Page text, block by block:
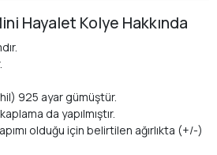
Hayalet Kolye Hakkında
925 ayar gümüştür.
da yapılmıştır.
olduğu için belirtilen ağırlıkta (+/-)